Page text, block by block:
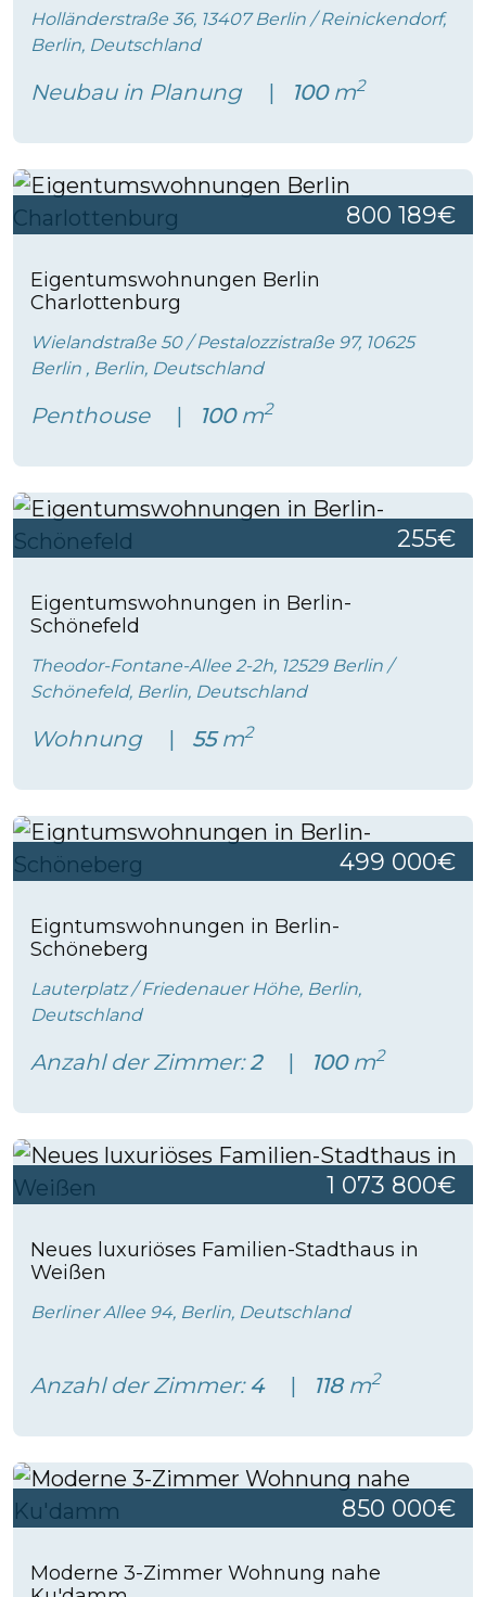
Holländerstraße 36, 13407 Berlin / Reinickendorf,
Berlin, Deutschland
Neubau in Planung 100m2
800 189€
Eigentumswohnungen Berlin
Charlottenburg
Wielandstraße 50 / Pestalozzistraße 97, 10625
Berlin , Berlin, Deutschland
Penthouse 100m2
255€
Eigentumswohnungen in Berlin-
Schönefeld
Theodor-Fontane-Allee 2-2h, 12529 Berlin /
Schönefeld, Berlin, Deutschland
Wohnung 55m2
499 000€
Eigntumswohnungen in Berlin-
Schöneberg
Lauterplatz / Friedenauer Höhe, Berlin,
Deutschland
Anzahl der Zimmer:2 100m2
1 073 800€
Neues luxuriöses Familien-Stadthaus in
Weißen
Berliner Allee 94, Berlin, Deutschland
Anzahl der Zimmer:4 118m2
850 000€
Moderne 3-Zimmer Wohnung nahe